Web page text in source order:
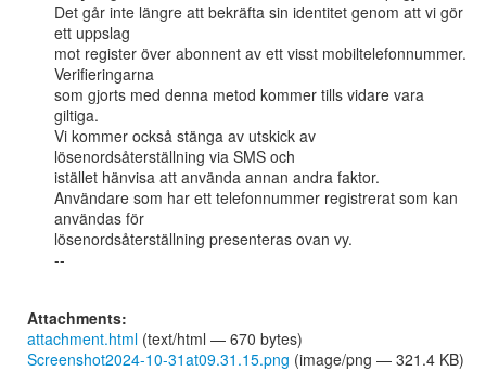
Det går inte längre att bekräfta sin identitet genom att vi gör
ett uppslag
mot register över abonnent av ett visst mobiltelefonnummer.
Verifieringarna
som gjorts med denna metod kommer tills vidare vara
giltiga.
Vi kommer också stänga av utskick av
lösenordsåterställning via SMS och
istället hänvisa att använda annan andra faktor.
Användare som har ett telefonnummer registrerat som kan
användas för
lösenordsåterställning presenteras ovan vy.
--
Attachments:
attachment.html (text/html — 670 bytes)
Screenshot2024-10-31at09.31.15.png (image/png — 321.4 KB)